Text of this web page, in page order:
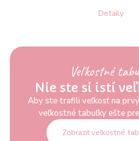
Detaily
Veľkostné
Nie ste si istí
Aby ste trafili veľkosť na
veľkostné tabuľky ešte
Zobraziť veľkostné